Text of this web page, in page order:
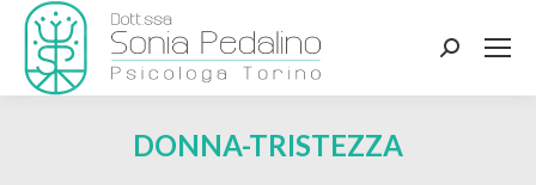
Search:
DONNA-TRISTEZZA